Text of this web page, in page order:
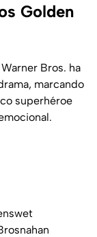
Golden
Bros. ha
marcando
superhéroe